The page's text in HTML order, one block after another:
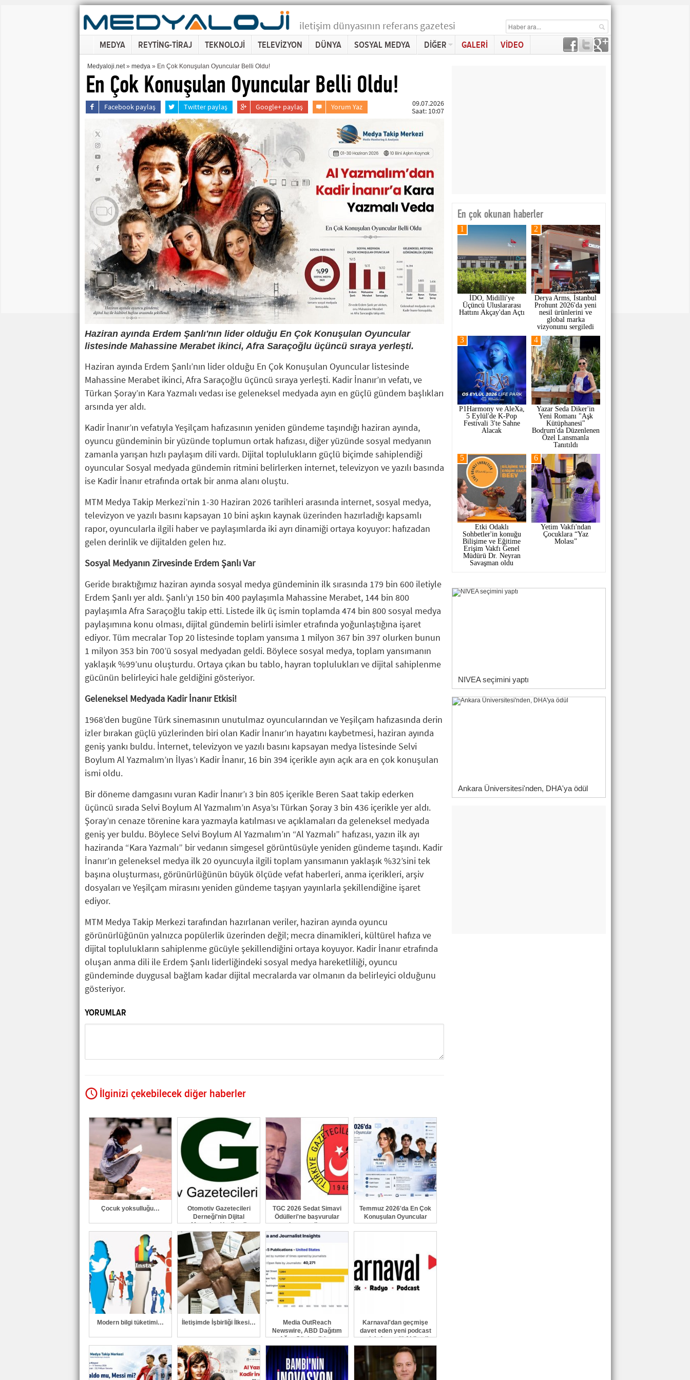
iletişim dünyasının referans gazetesi
MEDYA REYTİNG-TİRAJ TEKNOLOJİ TELEVİZYON DÜNYA SOSYAL MEDYA DİĞER GALERİ VİDEO
En Çok Konuşulan Oyuncular Belli Oldu!
Medyaloji.net» medya » En Çok Konuşulan Oyuncular Belli Oldu!
Facebook paylaş Twitter paylaş Google+ paylaş Yorum Yaz
09.07.2026
Saat: 10:07
Haziran ayında Erdem Şanlı'nın lider olduğu En Çok Konuşulan Oyuncular
listesinde Mahassine Merabet ikinci, Afra Saraçoğlu üçüncü sıraya yerleşti.
Haziran ayında Erdem Şanlı’nın lider olduğu En Çok Konuşulan Oyuncular listesinde
Mahassine Merabet ikinci, Afra Saraçoğlu üçüncü sıraya yerleşti. Kadir İnanır’ın vefatı, ve
Türkan Şoray’ın Kara Yazmalı vedası ise geleneksel medyada ayın en güçlü gündem başlıkları
arsında yer aldı.
Kadir İnanır’ın vefatıyla Yeşilçam hafızasının yeniden gündeme taşındığı haziran ayında,
oyuncu gündeminin bir yüzünde toplumun ortak hafızası, diğer yüzünde sosyal medyanın
zamanla yarışan hızlı paylaşım dili vardı. Dijital toplulukların güçlü biçimde sahiplendiği
oyuncular Sosyal medyada gündemin ritmini belirlerken internet, televizyon ve yazılı basında
ise Kadir İnanır etrafında ortak bir anma alanı oluştu.
MTM Medya Takip Merkezi’nin 1-30 Haziran 2026 tarihleri arasında internet, sosyal medya,
televizyon ve yazılı basını kapsayan 10 bini aşkın kaynak üzerinden hazırladığı kapsamlı
rapor, oyuncularla ilgili haber ve paylaşımlarda iki ayrı dinamiği ortaya koyuyor: hafızadan
gelen derinlik ve dijitalden gelen hız.
Sosyal Medyanın Zirvesinde Erdem Şanlı Var
Geride bıraktığımız haziran ayında sosyal medya gündeminin ilk sırasında 179 bin 600 iletiyle
Erdem Şanlı yer aldı. Şanlı’yı 150 bin 400 paylaşımla Mahassine Merabet, 144 bin 800
paylaşımla Afra Saraçoğlu takip etti. Listede ilk üç ismin toplamda 474 bin 800 sosyal medya
paylaşımına konu olması, dijital gündemin belirli isimler etrafında yoğunlaştığına işaret
ediyor. Tüm mecralar Top 20 listesinde toplam yansıma 1 milyon 367 bin 397 olurken bunun
1 milyon 353 bin 700’ü sosyal medyadan geldi. Böylece sosyal medya, toplam yansımanın
yaklaşık %99’unu oluşturdu. Ortaya çıkan bu tablo, hayran toplulukları ve dijital sahiplenme
gücünün belirleyici hale geldiğini gösteriyor.
Geleneksel Medyada Kadir İnanır Etkisi!
1968’den bugüne Türk sinemasının unutulmaz oyuncularından ve Yeşilçam hafızasında derin
izler bırakan güçlü yüzlerinden biri olan Kadir İnanır’ın hayatını kaybetmesi, haziran ayında
geniş yankı buldu. İnternet, televizyon ve yazılı basını kapsayan medya listesinde Selvi
Boylum Al Yazmalım’ın İlyas’ı Kadir İnanır, 16 bin 394 içerikle ayın açık ara en çok konuşulan
ismi oldu.
Bir döneme damgasını vuran Kadir İnanır’ı 3 bin 805 içerikle Beren Saat takip ederken
üçüncü sırada Selvi Boylum Al Yazmalım’ın Asya’sı Türkan Şoray 3 bin 436 içerikle yer aldı.
Şoray’ın cenaze törenine kara yazmayla katılması ve açıklamaları da geleneksel medyada
geniş yer buldu. Böylece Selvi Boylum Al Yazmalım’ın “Al Yazmalı” hafızası, yazın ilk ayı
haziranda “Kara Yazmalı” bir vedanın simgesel görüntüsüyle yeniden gündeme taşındı. Kadir
İnanır’ın geleneksel medya ilk 20 oyuncuyla ilgili toplam yansımanın yaklaşık %32’sini tek
başına oluşturması, görünürlüğünün büyük ölçüde vefat haberleri, anma içerikleri, arşiv
dosyaları ve Yeşilçam mirasını yeniden gündeme taşıyan yayınlarla şekillendiğine işaret
ediyor.
MTM Medya Takip Merkezi tarafından hazırlanan veriler, haziran ayında oyuncu
görünürlüğünün yalnızca popülerlik üzerinden değil; mecra dinamikleri, kültürel hafıza ve
dijital toplulukların sahiplenme gücüyle şekillendiğini ortaya koyuyor. Kadir İnanır etrafında
oluşan anma dili ile Erdem Şanlı liderliğindeki sosyal medya hareketliliği, oyuncu
gündeminde duygusal bağlam kadar dijital mecralarda var olmanın da belirleyici olduğunu
gösteriyor.
YORUMLAR
GÖNDER
İlginizi çekebilecek diğer haberler
Çocuk yoksulluğu…
Otomotiv Gazetecileri
Derneği'nin Dijital
Mecraları Yenilendi
TGC 2026 Sedat Simavi
Ödülleri'ne başvurular
devam ediyor
Temmuz 2026'da En Çok
Konuşulan Oyuncular
Modern bilgi tüketimi… İletişimde İşbirliği İlkesi…
Media OutReach
Newswire, ABD Dağıtım
Ağını Güçlendiriyor
Karnaval'dan geçmişe
davet eden yeni podcast
serisi: Ayşegül Aldinç ile
O Zaman
En çok okunan haberler
İDO, Midilli'ye
Üçüncü Uluslararası
Hattını Akçay'dan Açtı
1
Derya Arms, İstanbul
Prohunt 2026'da yeni
nesil ürünlerini ve
global marka
vizyonunu sergiledi
2
P1Harmony ve AleXa,
5 Eylül'de K-Pop
Festivali 3'te Sahne
Alacak
3
Yazar Seda Diker'in
Yeni Romanı "Aşk
Kütüphanesi"
Bodrum'da Düzenlenen
Özel Lansmanla
Tanıtıldı
4
Etki Odaklı
Sohbetler'in konuğu
Bilişime ve Eğitime
Erişim Vakfı Genel
Müdürü Dr. Neyran
Savaşman oldu
5
Yetim Vakfı'ndan
Çocuklara “Yaz
Molası”
6
NIVEA seçimini yaptı
Ankara Üniversitesi'nden, DHA'ya ödül